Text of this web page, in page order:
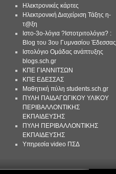
Ηλεκτρονικές κάρτες
Ηλεκτρονική Διαχείριση Τάξης η-
τ@ξη
Ιστο-3ο-λόγια ?Ιστοτριτολόγια? :
Blog του 3ου Γυμνασίου Έδεσσας
Ιστολόγιο Ομάδας ανάπτυξης
blogs.sch.gr
ΚΠΕ ΓΙΑΝΝΙΤΣΩΝ
ΚΠΕ ΕΔΕΣΣΑΣ
Μαθητική πύλη students.sch.gr
ΠΥΛΗ ΠΑΙΔΑΓΩΓΙΚΟΥ ΥΛΙΚΟΥ
ΠΕΡΙΒΑΛΛΟΝΤΙΚΗΣ
ΕΚΠΑΙΔΕΥΣΗΣ
ΠΥΛΗ ΠΕΡΙΒΑΛΛΟΝΤΙΚΗΣ
ΕΚΠΑΙΔΕΥΣΗΣ
Υπηρεσία video ΠΣΔ